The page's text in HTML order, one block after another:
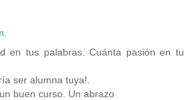
en tus palabras. Cuánta pasión en tu
ser alumna tuya!.
buen curso. Un abrazo